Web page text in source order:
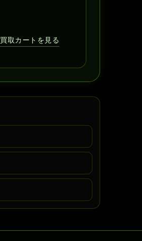
買取カートを見る